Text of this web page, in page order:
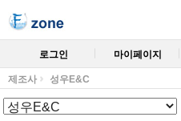
로그인 마이페이지
제조사 성우E&C